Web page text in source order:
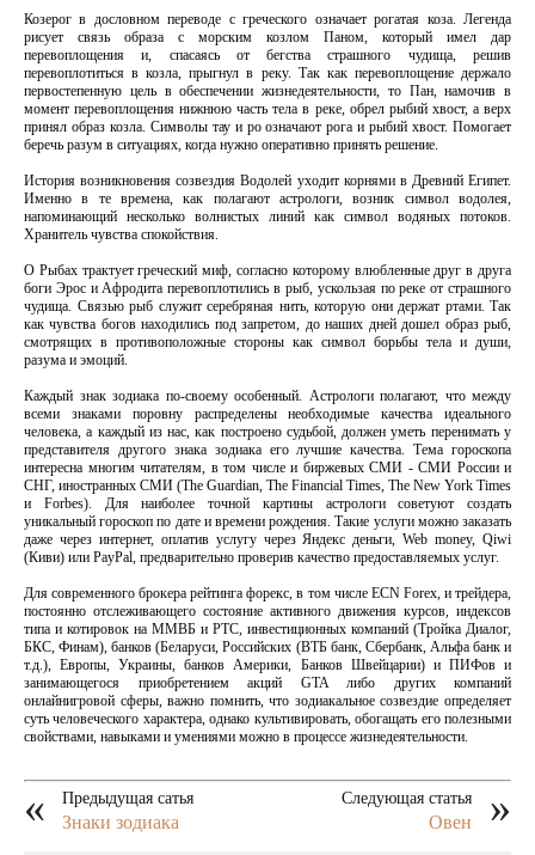
Козерог в дословном переводе с греческого означает рогатая коза. Легенда
рисует связь образа с морским козлом Паном, который имел дар
перевоплощения и, спасаясь от бегства страшного чудища, решив
перевоплотиться в козла, прыгнул в реку. Так как перевоплощение держало
первостепенную цель в обеспечении жизнедеятельности, то Пан, намочив в
момент перевоплощения нижнюю часть тела в реке, обрел рыбий хвост, а верх
принял образ козла. Символы тау и ро означают рога и рыбий хвост. Помогает
беречь разум в ситуациях, когда нужно оперативно принять решение.
История возникновения созвездия Водолей уходит корнями в Древний Египет.
Именно в те времена, как полагают астрологи, возник символ водолея,
напоминающий несколько волнистых линий как символ водяных потоков.
Хранитель чувства спокойствия.
О Рыбах трактует греческий миф, согласно которому влюбленные друг в друга
боги Эрос и Афродита перевоплотились в рыб, ускользая по реке от страшного
чудища. Связью рыб служит серебряная нить, которую они держат ртами. Так
как чувства богов находились под запретом, до наших дней дошел образ рыб,
смотрящих в противоположные стороны как символ борьбы тела и души,
разума и эмоций.
Каждый знак зодиака по-своему особенный. Астрологи полагают, что между
всеми знаками поровну распределены необходимые качества идеального
человека, а каждый из нас, как построено судьбой, должен уметь перенимать у
представителя другого знака зодиака его лучшие качества. Тема гороскопа
интересна многим читателям, в том числе и биржевых СМИ - СМИ России и
СНГ, иностранных СМИ (The Guardian, The Financial Times, The New York Times
и Forbes). Для наиболее точной картины астрологи советуют создать
уникальный гороскоп по дате и времени рождения. Такие услуги можно заказать
даже через интернет, оплатив услугу через Яндекс деньги, Web money, Qiwi
(Киви) или PayPal, предварительно проверив качество предоставляемых услуг.
Для современного брокера рейтинга форекс, в том числе ECN Forex, и трейдера,
постоянно отслеживающего состояние активного движения курсов, индексов
типа и котировок на ММВБ и РТС, инвестиционных компаний (Тройка Диалог,
БКС, Финам), банков (Беларуси, Российских (ВТБ банк, Сбербанк, Альфа банк и
т.д.), Европы, Украины, банков Америки, Банков Швейцарии) и ПИФов и
занимающегося приобретением акций GTA либо других компаний
онлайнигровой сферы, важно помнить, что зодиакальное созвездие определяет
суть человеческого характера, однако культивировать, обогащать его полезными
свойствами, навыками и умениями можно в процессе жизнедеятельности.
« Предыдущая сатья
Знаки зодиака
Следующая статья
Овен »